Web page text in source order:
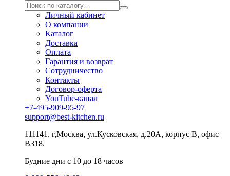
Личный кабинет
О компании
Каталог
Доставка
Оплата
Гарантия и возврат
Сотрудничество
Контакты
Договор-оферта
YouTube-канал
+7-495-909-95-97
support@best-kitchen.ru
111141, г,Москва, ул.Кусковская, д.20А, корпус В, офис
В318.
Будние дни с 10 до 18 часов